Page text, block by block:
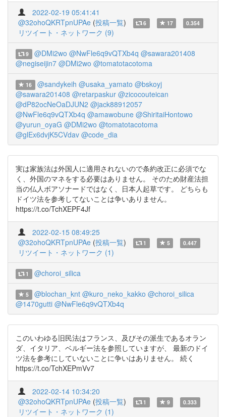
2022-02-19 05:41:41
@32ohoQKRTpnUPAe (投稿一覧) 6 17 0.354
リツイート・ネットワーク (9)
9 @DMi2wo @NwFle6q9vQTXb4q @sawara201408
@negiseijin7 @DMi2wo @tomatotacotoma
16 @sandykeih @usaka_yamato @bskoyj
@sawara201408 @retarpaskur @zicocouteican
@dP82ocNeOaDJUN2 @jack88912057
@NwFle6q9vQTXb4q @amawobune @ShiritaiHontowo
@yurun_oyaG @DMi2wo @tomatotacotoma
@glEx6dvjK5CVdav @code_dia
実は家族法は外国人に適用されないので条約改正に必須でな
く、外国のマネをする必要はありません。 そのため財産法担
当の仏人ボアソナードではなく、日本人起草です。 どちらも
ドイツ法を参考してないことは争いありません。
https://t.co/TchXEPF4Jf
2022-02-15 08:49:25
@32ohoQKRTpnUPAe (投稿一覧) 1 5 0.447
リツイート・ネットワーク (1)
1 @choroi_silica
5 @blochan_knt @kuro_neko_kakko @choroi_silica
@1470gutti @NwFle6q9vQTXb4q
このいわゆる旧民法はフランス、及びその派生であるオラン
ダ、イタリア、ベルギー法を参照していますが、 最新のドイ
ツ法を参考にしていないことに争いはありません。 続く
https://t.co/TchXEPmVv7
2022-02-14 10:34:20
@32ohoQKRTpnUPAe (投稿一覧) 1 9 0.333
リツイート・ネットワーク (1)